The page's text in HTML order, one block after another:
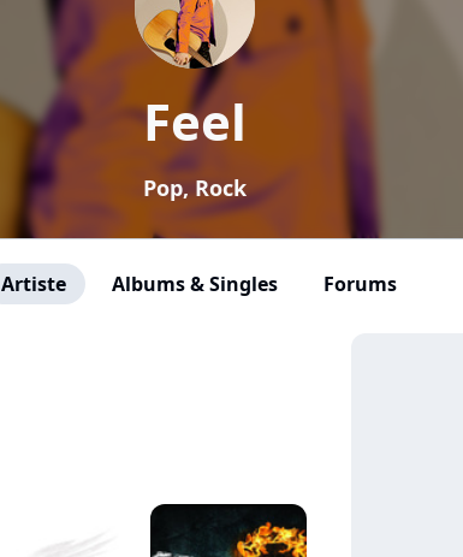
Feel
Pop, Rock
Artiste Albums & Singles Forums